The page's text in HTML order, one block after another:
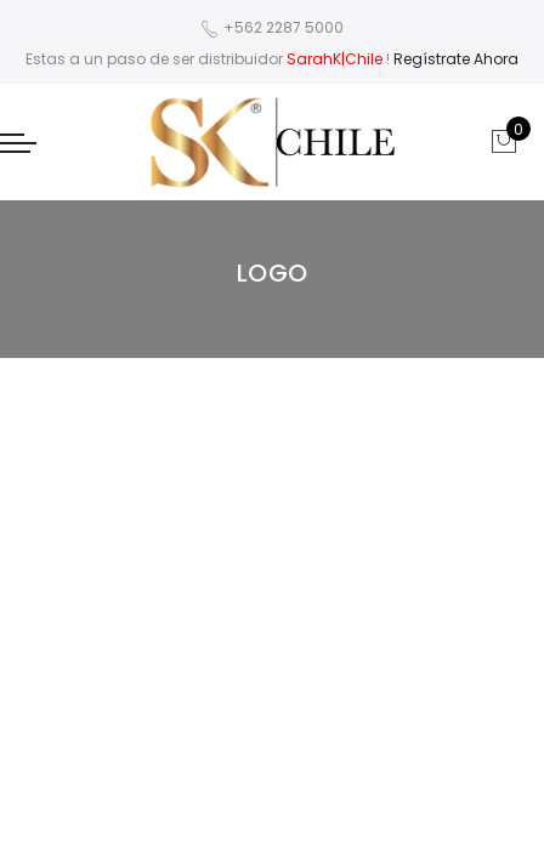
+562 2287 5000
Estas a un paso de ser distribuidorSarahK|Chile ! Regístrate Ahora
0
LOGO